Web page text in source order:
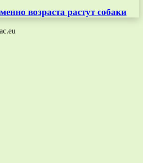
возраста растут собаки